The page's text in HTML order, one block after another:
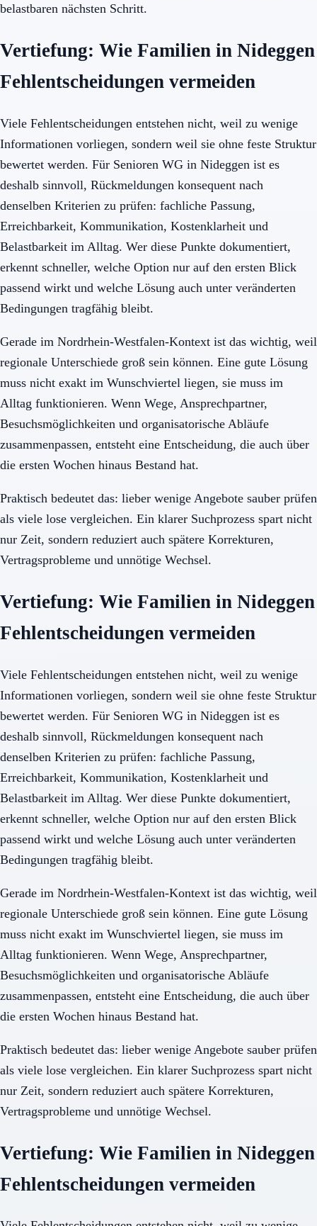
belastbaren nächsten Schritt.
Vertiefung: Wie Familien in Nideggen
Fehlentscheidungen vermeiden
Viele Fehlentscheidungen entstehen nicht, weil zu wenige
Informationen vorliegen, sondern weil sie ohne feste Struktur
bewertet werden. Für Senioren WG in Nideggen ist es
deshalb sinnvoll, Rückmeldungen konsequent nach
denselben Kriterien zu prüfen: fachliche Passung,
Erreichbarkeit, Kommunikation, Kostenklarheit und
Belastbarkeit im Alltag. Wer diese Punkte dokumentiert,
erkennt schneller, welche Option nur auf den ersten Blick
passend wirkt und welche Lösung auch unter veränderten
Bedingungen tragfähig bleibt.
Gerade im Nordrhein-Westfalen-Kontext ist das wichtig, weil
regionale Unterschiede groß sein können. Eine gute Lösung
muss nicht exakt im Wunschviertel liegen, sie muss im
Alltag funktionieren. Wenn Wege, Ansprechpartner,
Besuchsmöglichkeiten und organisatorische Abläufe
zusammenpassen, entsteht eine Entscheidung, die auch über
die ersten Wochen hinaus Bestand hat.
Praktisch bedeutet das: lieber wenige Angebote sauber prüfen
als viele lose vergleichen. Ein klarer Suchprozess spart nicht
nur Zeit, sondern reduziert auch spätere Korrekturen,
Vertragsprobleme und unnötige Wechsel.
Vertiefung: Wie Familien in Nideggen
Fehlentscheidungen vermeiden
Viele Fehlentscheidungen entstehen nicht, weil zu wenige
Informationen vorliegen, sondern weil sie ohne feste Struktur
bewertet werden. Für Senioren WG in Nideggen ist es
deshalb sinnvoll, Rückmeldungen konsequent nach
denselben Kriterien zu prüfen: fachliche Passung,
Erreichbarkeit, Kommunikation, Kostenklarheit und
Belastbarkeit im Alltag. Wer diese Punkte dokumentiert,
erkennt schneller, welche Option nur auf den ersten Blick
passend wirkt und welche Lösung auch unter veränderten
Bedingungen tragfähig bleibt.
Gerade im Nordrhein-Westfalen-Kontext ist das wichtig, weil
regionale Unterschiede groß sein können. Eine gute Lösung
muss nicht exakt im Wunschviertel liegen, sie muss im
Alltag funktionieren. Wenn Wege, Ansprechpartner,
Besuchsmöglichkeiten und organisatorische Abläufe
zusammenpassen, entsteht eine Entscheidung, die auch über
die ersten Wochen hinaus Bestand hat.
Praktisch bedeutet das: lieber wenige Angebote sauber prüfen
als viele lose vergleichen. Ein klarer Suchprozess spart nicht
nur Zeit, sondern reduziert auch spätere Korrekturen,
Vertragsprobleme und unnötige Wechsel.
Vertiefung: Wie Familien in Nideggen
Fehlentscheidungen vermeiden